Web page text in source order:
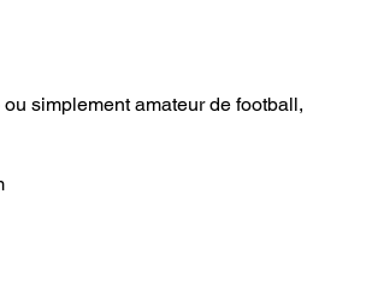
simplement amateur de football,